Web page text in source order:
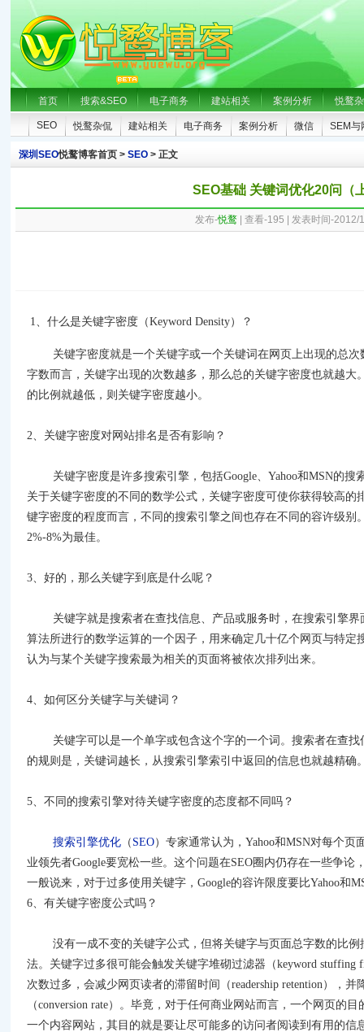
首页 搜索&SEO 电子商务 建站相关 案例分析 悦鹜
SEO 悦鹜杂侃 建站相关 电子商务 案例分析 微信 SEM与
深圳SEO悦鹜博客首页 > SEO> 正文
SEO基础 关键词优化20问（
发布-悦鹜| 查看-195 | 发表时间-2012/
1、什么是关键字密度（Keyword Density）？
关键字密度就是一个关键字或一个关键词在网页上出现的总次
字数而言，关键字出现的次数越多，那么总的关键字密度也就越大
的比例就越低，则关键字密度越小。
2、关键字密度对网站排名是否有影响？
关键字密度是许多搜索引擎，包括Google、 Yahoo和MSN的搜
关于关键字密度的不同的数学公式，关键字密度可使你获得较高的
键字密度的程度而言，不同的搜索引擎之间也存在不同的容许级别
2%-8%为最佳。
3、好的，那么关键字到底是什么呢？
关键字就是搜索者在查找信息、产品或服务时，在搜索引擎界
算法所进行的数学运算的一个因子，用来确定几十亿个网页与特定
认为与某个关键字搜索最为相关的页面将被依次排列出来。
4、如何区分关键字与关键词？
关键字可以是一个单字或包含这个字的一个词。搜索者在查找
的规则是，关键词越长，从搜索引擎索引中返回的信息也就越精确
5、不同的搜索引擎对待关键字密度的态度都不同吗？
搜索引擎优化（ SEO）专家通常认为， Yahoo和MSN对每个页
业领先者Google要宽松一些。这个问题在SEO圈内仍存在一些争论
一般说来，对于过多使用关键字， Google的容许限度要比Yahoo和
6、有关键字密度公式吗？
没有一成不变的关键字公式，但将关键字与页面总字数的比例
法。关键字过多很可能会触发关键字堆砌过滤器（keyword stuffing
次数过多，会减少网页读者的滞留时间（readership retention），并
（conversion rate）。毕竟，对于任何商业网站而言，一个网页的
一个内容网站，其目的就是要让尽可能多的访问者阅读到有用的信